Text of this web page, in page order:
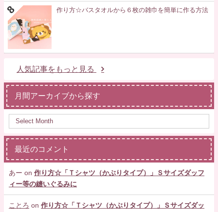
作り方☆バスタオルから６枚の雑巾を簡単に作る方法
人気記事をもっと見る
月間アーカイブから探す
最近のコメント
あー on 作り方☆「Ｔシャツ（かぶりタイプ）」Ｓサイズダッフ
ィー等の縫いぐるみに
ことろ on 作り方☆「Ｔシャツ（かぶりタイプ）」Ｓサイズダッ